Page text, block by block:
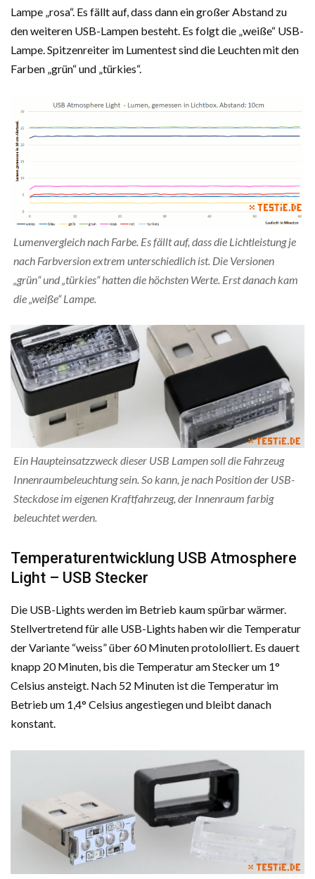
Lampe „rosa“. Es fällt auf, dass dann ein großer Abstand zu
den weiteren USB-Lampen besteht. Es folgt die „weiße“ USB-
Lampe. Spitzenreiter im Lumentest sind die Leuchten mit den
Farben „grün“ und „türkies“.
Lumenvergleich nach Farbe. Es fällt auf, dass die Lichtleistung je
nach Farbversion extrem unterschiedlich ist. Die Versionen
„grün“ und „türkies“ hatten die höchsten Werte. Erst danach kam
die „weiße“ Lampe.
Ein Haupteinsatzzweck dieser USB Lampen soll die Fahrzeug
Innenraumbeleuchtung sein. So kann, je nach Position der USB-
Steckdose im eigenen Kraftfahrzeug, der Innenraum farbig
beleuchtet werden.
Temperaturentwicklung USB Atmosphere
Light – USB Stecker
Die USB-Lights werden im Betrieb kaum spürbar wärmer.
Stellvertretend für alle USB-Lights haben wir die Temperatur
der Variante “weiss” über 60 Minuten protololliert. Es dauert
knapp 20 Minuten, bis die Temperatur am Stecker um 1°
Celsius ansteigt. Nach 52 Minuten ist die Temperatur im
Betrieb um 1,4° Celsius angestiegen und bleibt danach
konstant.